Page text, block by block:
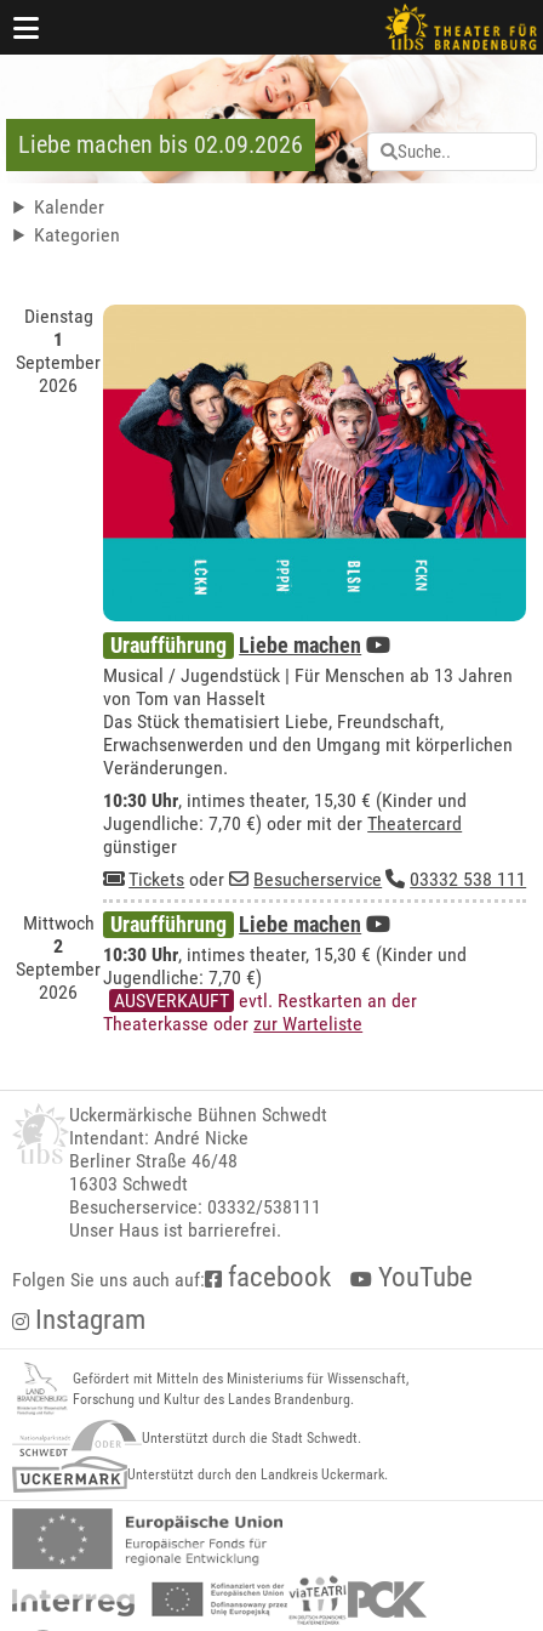
Liebe machen bis 02.09.2026
Kalender
Kategorien
Dienstag
1
September
2026
Uraufführung Liebe machen
Musical / Jugendstück | Für Menschen ab 13 Jahren
von Tom van Hasselt
Das Stück thematisiert Liebe, Freundschaft,
Erwachsenwerden und den Umgang mit körperlichen
Veränderungen.
10:30 Uhr, intimes theater, 15,30 € (Kinder und
Jugendliche: 7,70 €) oder mit derTheatercard
günstiger
Tickets oder Besucherservice
03332 538 111
Mittwoch
2
September
2026
Uraufführung Liebe machen
10:30 Uhr, intimes theater, 15,30 € (Kinder und
Jugendliche: 7,70 €)
AUSVERKAUFT evtl. Restkarten an der
Theaterkasse oderzur Warteliste
Uckermärkische Bühnen Schwedt
Intendant: André Nicke
Berliner Straße 46/48
16303 Schwedt
Besucherservice: 03332/538111
Unser Haus ist barrierefrei.
Folgen Sie uns auch auf: facebook
YouTube
Instagram
Gefördert mit Mitteln des Ministeriums für Wissenschaft,
Forschung und Kultur des Landes Brandenburg.
Unterstützt durch die Stadt Schwedt.
Unterstützt durch den Landkreis Uckermark.